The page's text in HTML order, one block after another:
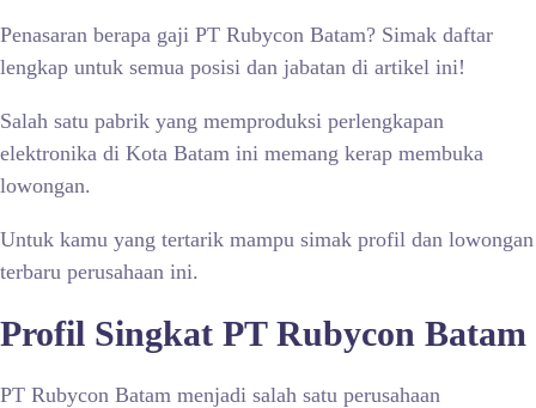
Penasaran berapa gaji PT Rubycon Batam? Simak daftar
lengkap untuk semua posisi dan jabatan di artikel ini!
Salah satu pabrik yang memproduksi perlengkapan
elektronika di Kota Batam ini memang kerap membuka
lowongan.
Untuk kamu yang tertarik mampu simak profil dan lowongan
terbaru perusahaan ini.
Profil Singkat PT Rubycon Batam
PT Rubycon Batam menjadi salah satu perusahaan